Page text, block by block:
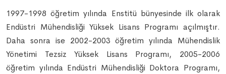
1997-1998 öğretim yılında Enstitü bünyesinde ilk olarak
Endüstri Mühendisliği Yüksek Lisans Programı açılmıştır.
Daha sonra ise 2002-2003 öğretim yılında Mühendislik
Yönetimi Tezsiz Yüksek Lisans Programı, 2005-2006
öğretim yılında Endüstri Mühendisliği Doktora Programı,